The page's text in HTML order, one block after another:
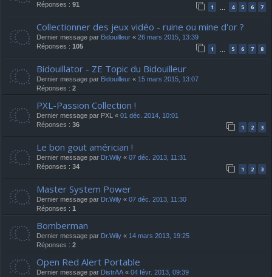
Réponses : 91 1 … 4 5 6 7
Collectionner des jeux vidéo - ruine ou mine d'or ?
Dernier message par Bidouilleur « 26 mars 2015, 13:39
Réponses : 105 1 … 5 6 7 8
Bidouillator - ZE Topic du Bidouilleur
Dernier message par Bidouilleur « 15 mars 2015, 13:07
Réponses : 2
PXL-Passion Collection !
Dernier message par PXL « 01 déc. 2014, 10:01
Réponses : 36 1 2 3
Le bon gout américian !
Dernier message par Dr.Wily « 07 déc. 2013, 11:31
Réponses : 34 1 2 3
Master System Power
Dernier message par Dr.Wily « 07 déc. 2013, 11:30
Réponses : 1
Bomberman
Dernier message par Dr.Wily « 14 mars 2013, 19:25
Réponses : 2
Open Red Alert Portable
Dernier message par DistrAA « 04 févr. 2013, 09:39